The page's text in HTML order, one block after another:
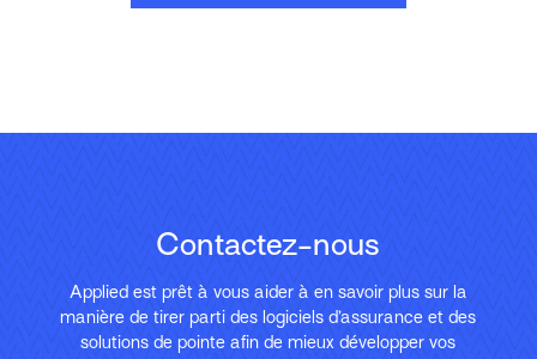
Contactez-nous
Applied est prêt à vous aider à en savoir plus sur la
manière de tirer parti des logiciels d’assurance et des
solutions de pointe afin de mieux développer vos